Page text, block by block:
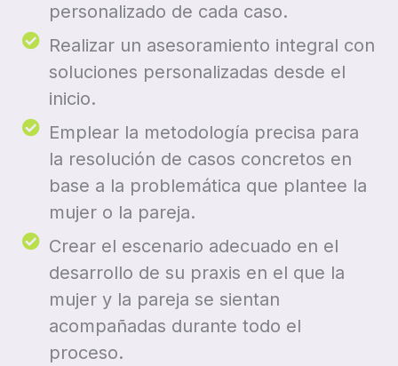
personalizado de cada caso.
Realizar un asesoramiento integral con
soluciones personalizadas desde el
inicio.
Emplear la metodología precisa para
la resolución de casos concretos en
base a la problemática que plantee la
mujer o la pareja.
Crear el escenario adecuado en el
desarrollo de su praxis en el que la
mujer y la pareja se sientan
acompañadas durante todo el
proceso.